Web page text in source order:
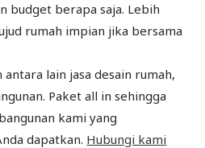
budget berapa saja. Lebih
rumah impian jika bersama
antara lain jasa desain rumah,
Paket all in sehingga
kami yang
dapatkan. Hubungi kami